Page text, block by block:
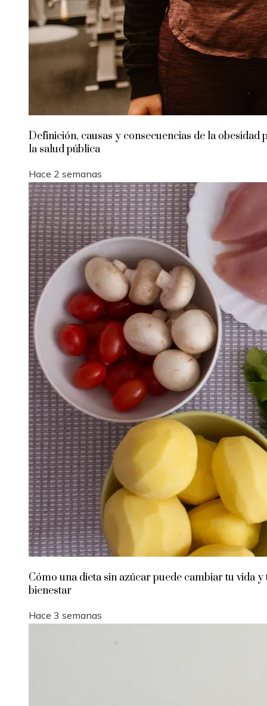
Definición, causas y consecuencias de la obesidad
la salud pública
Hace 2 semanas
Cómo una dieta sin azúcar puede cambiar tu vida y
bienestar
Hace 3 semanas